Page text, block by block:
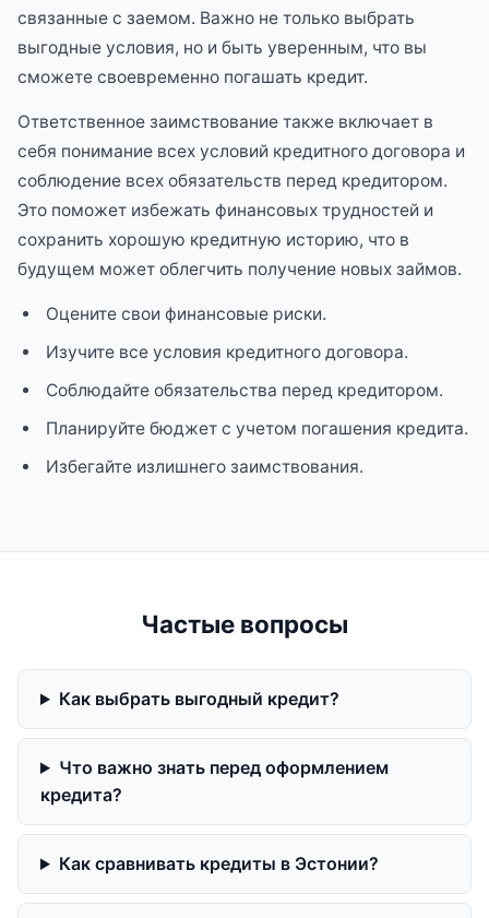
связанные с заемом. Важно не только выбрать
выгодные условия, но и быть уверенным, что вы
сможете своевременно погашать кредит.
Ответственное заимствование также включает в
себя понимание всех условий кредитного договора и
соблюдение всех обязательств перед кредитором.
Это поможет избежать финансовых трудностей и
сохранить хорошую кредитную историю, что в
будущем может облегчить получение новых займов.
Оцените свои финансовые риски.
Изучите все условия кредитного договора.
Соблюдайте обязательства перед кредитором.
Планируйте бюджет с учетом погашения кредита.
Избегайте излишнего заимствования.
Частые вопросы
Как выбрать выгодный кредит?
Что важно знать перед оформлением
кредита?
Как сравнивать кредиты в Эстонии?